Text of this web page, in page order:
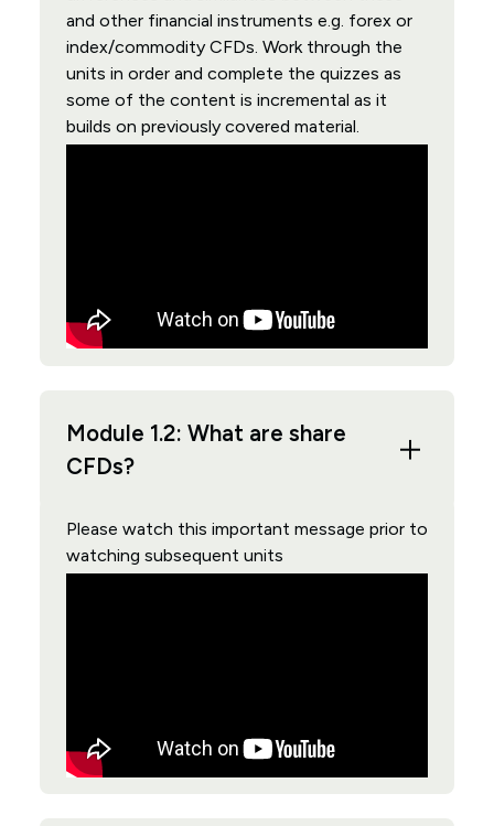
and other financial instruments e.g. forex or
index/commodity CFDs. Work through the
units in order and complete the quizzes as
some of the content is incremental as it
builds on previously covered material.
Module 1.2: What are share
CFDs?
Please watch this important message prior to
watching subsequent units